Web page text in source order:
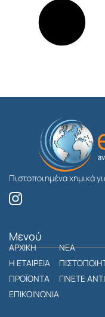
Πιστοποιημένα χημικά
I
n
t
a
g
r
a
m
Μενού
ΑΡΧΙΚΗ
Η ΕΤΑΙΡΕΙΑ
ΠΡΟΪΟΝΤΑ
ΕΠΙΚΟΙΝΩΝΙΑ
ΝΕΑ
ΓΙΝΕΤΕ